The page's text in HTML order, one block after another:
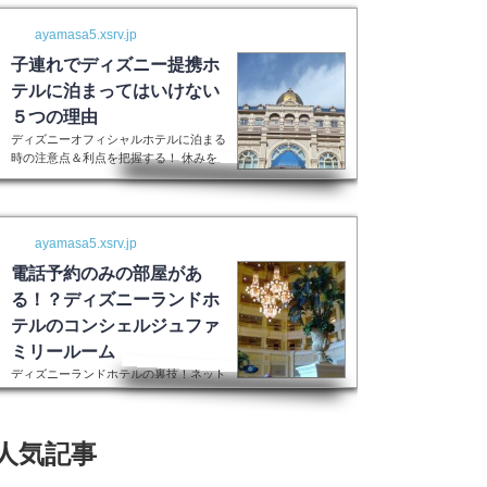
ayamasa5.xsrv.jp
子連れでディズニー提携ホ
テルに泊まってはいけない
５つの理由
ディズニーオフィシャルホテルに泊まる
時の注意点＆利点を把握する！ 休みを
取って子供を喜ばせるためにディズニー
ランドに行く！最高の家族サービスです
よね。 でも・・・小さい子供を連れて
るのは、お父さんお母さんも疲れること
間違いなし。 夜の目玉であるショーや
パレードの前に子供が寝てしまって抱っ
こしながら見るなんて残念なことも多々
起こるでしょう。 せっかくキラキラし
た夢の国を可愛い我が子に見せたかった
のに・・・。 そんな時、「ディズニー
ラ...
ayamasa5.xsrv.jp
電話予約のみの部屋があ
る！？ディズニーランドホ
テルのコンシェルジュファ
ミリールーム
ディズニーランドホテルの裏技！ネット
上には表示されない大人数用ルーム現在
の予約センターもなくなってしまったそ
うで、元コンシェルジュファミリールー
気記事